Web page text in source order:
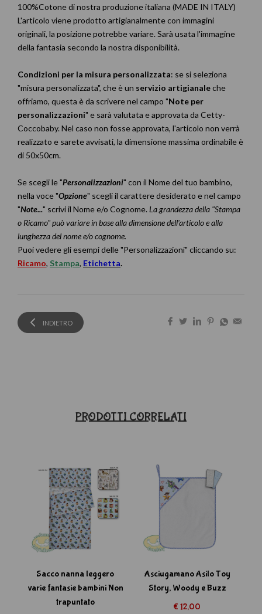
100%Cotone di nostra produzione italiana (MADE IN ITALY)
L'articolo viene prodotto artigianalmente con immagini
originali, la posizione potrebbe variare. Sarà usata l'immagine
della fantasia secondo la nostra disponibilità.
Condizioni per la misura personalizzata: se si seleziona
"misura personalizzata", che è un servizio artigianaleche
offriamo, questa è da scrivere nel campo "Note per
personalizzazioni" e sarà valutata e approvata da Cetty-
Coccobaby. Nel caso non fosse approvata, l'articolo non verrà
realizzato e sarete avvisati, la dimensione massima ordinabile è
di 50x50cm.
Se scegli le "Personalizzazioni" con il Nome del tuo bambino,
nella voce "Opzione" scegli il carattere desiderato e nel campo
"Note..." scrivi il Nome e/o Cognome. La grandezza della "Stampa
o Ricamo" può variare in base alla dimensione dell'articolo e alla
lunghezza del nome e/o cognome.
Puoi vedere gli esempi delle "Personalizzazioni" cliccando su:
Ricamo, Stampa, Etichetta.
INDIETRO
PRODOTTI CORRELATI
Sacco nanna leggero
varie fantasie bambini Non
trapuntato
Asciugamano Asilo Toy
Story, Woody e Buzz
€ 12,00